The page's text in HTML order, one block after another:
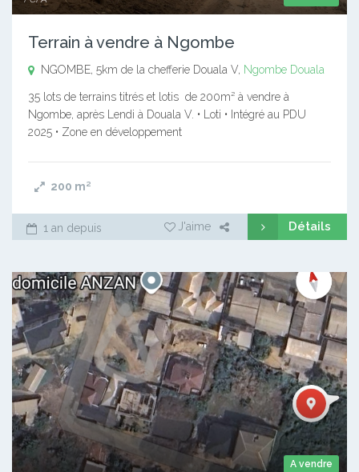
Terrain à vendre à Ngombe
NGOMBE, 5km de la chefferie Douala V, Ngombe Douala
35 lots de terrains titrés et lotis de 200m² à vendre à
Ngombe, après Lendi à Douala V. • Loti • Intégré au PDU
2025 • Zone en développement
200 m²
1 an depuis J'aime Détails
A vendre